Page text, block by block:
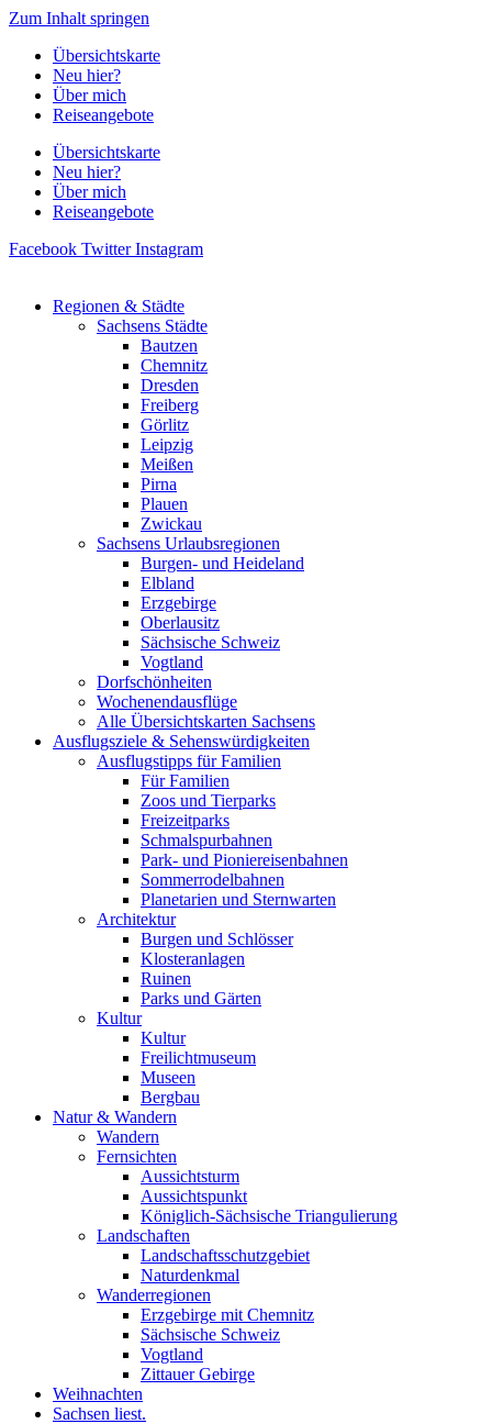
Zum Inhalt springen
Übersichtskarte
Neu hier?
Über mich
Reiseangebote
Übersichtskarte
Neu hier?
Über mich
Reiseangebote
Facebook Twitter Instagram
Regionen & Städte
Sachsens Städte
Bautzen
Chemnitz
Dresden
Freiberg
Görlitz
Leipzig
Meißen
Pirna
Plauen
Zwickau
Sachsens Urlaubsregionen
Burgen- und Heideland
Elbland
Erzgebirge
Oberlausitz
Sächsische Schweiz
Vogtland
Dorfschönheiten
Wochenendausflüge
Alle Übersichtskarten Sachsens
Ausflugsziele & Sehenswürdigkeiten
Ausflugstipps für Familien
Für Familien
Zoos und Tierparks
Freizeitparks
Schmalspurbahnen
Park- und Pioniereisenbahnen
Sommerrodelbahnen
Planetarien und Sternwarten
Architektur
Burgen und Schlösser
Klosteranlagen
Ruinen
Parks und Gärten
Kultur
Kultur
Freilichtmuseum
Museen
Bergbau
Natur & Wandern
Wandern
Fernsichten
Aussichtsturm
Aussichtspunkt
Königlich-Sächsische Triangulierung
Landschaften
Landschaftsschutzgebiet
Naturdenkmal
Wanderregionen
Erzgebirge mit Chemnitz
Sächsische Schweiz
Vogtland
Zittauer Gebirge
Weihnachten
Sachsen liest.